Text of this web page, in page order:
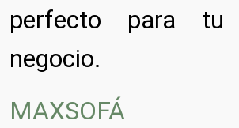
perfecto para
negocio.
MAXSOFÁ